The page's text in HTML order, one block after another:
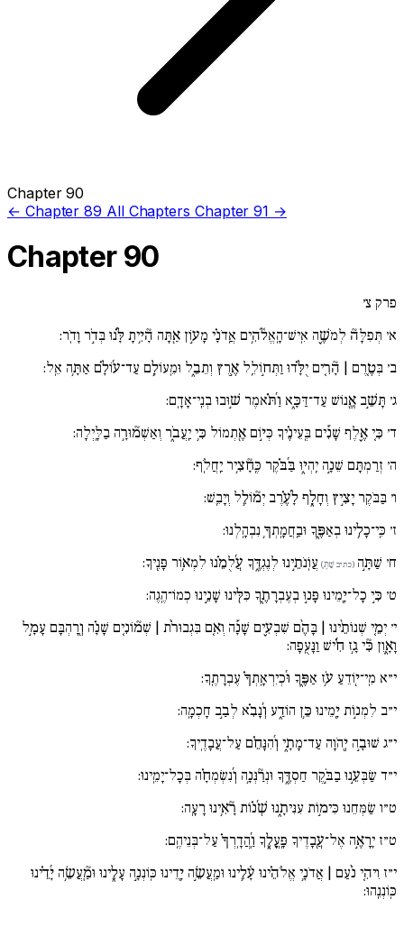
Chapter 90
← Chapter 89 All Chapters Chapter 91 →
Chapter 90
פרק צ׳
א׳ תְּפִלָּה֘ לְמֹשֶׁ֪ה אִֽישׁ־הָֽאֱלֹ֫הִ֥ים אֲֽדֹנָ֗י מָע֣וֹן אַ֖תָּה הָ֘יִ֥יתָ לָּ֜֗נוּ בְּדֹ֣ר וָדֹֽר:
ב׳ בְּטֶ֚רֶם | הָ֘רִ֚ים יֻלָּ֗דוּ וַתְּח֣וֹלֵֽל אֶ֣רֶץ וְתֵבֵ֑ל וּמֵֽעוֹלָ֥ם עַד־ע֜וֹלָ֗ם אַתָּ֥ה אֵֽל:
ג׳ תָּשֵׁ֣ב אֱ֖נוֹשׁ עַד־דַּכָּ֑א וַ֜תֹּ֗אמֶר שׁ֣וּבוּ בְנֵֽי־אָדָֽם:
ד׳ כִּ֚י אֶ֪לֶף שָׁנִ֡ים בְּֽעֵינֶ֗יךָ כְּי֣וֹם אֶ֖תְמוֹל כִּ֥י יַֽעֲבֹ֑ר וְאַשְׁמ֘וּרָ֥ה בַלָּֽיְלָה:
ה׳ זְרַמְתָּם שֵׁנָ֣ה יִֽהְי֑וּ בַּ֜בֹּ֗קֶר כֶּֽחָ֘צִ֥יר יַֽחֲלֹֽף:
ו׳ בַּבֹּקֶר יָצִ֣יץ וְחָלָ֑ף לָ֜עֶ֗רֶב יְמ֘וֹלֵ֥ל וְיָבֵֽשׁ:
ז׳ כִּֽי־כָלִ֥ינוּ בְאַפֶּ֑ךָ וּבַֽחֲמָֽתְךָ֥ נִבְהָֽלְנוּ:
ח׳ שַׁתָּ֣ה (כתיב שַׁתָּ֣) עֲו‍ֹֽנֹתֵ֣ינוּ לְנֶגְדֶּ֑ךָ עֲ֜לֻמֵ֗נוּ לִמְא֥וֹר פָּנֶֽיךָ:
ט׳ כִּ֣י כָל־יָ֖מֵינוּ פָּנ֣וּ בְעֶבְרָתֶ֑ךָ כִּלִּ֖ינוּ שָׁנֵ֣ינוּ כְמוֹ־הֶֽגֶה:
י׳ יְמֵ֚י שְׁנוֹתֵ֨ינוּ | בָּהֶ֨ם שִׁבְעִ֪ים שָׁנָ֡ה וְאִ֚ם בִּגְבוּרֹ֨ת | שְׁמ֘וֹנִ֚ים שָׁנָ֗ה וְ֖רָהְבָּם עָמָ֣ל
וָאָ֑וֶן כִּ֘י גָ֥ז חִ֜֗ישׁ וַנָּעֻֽפָה:
י״א מִֽי־י֖וֹדֵעַ עֹ֥ז אַפֶּ֑ךָ וּ֜כְיִרְאָֽתְךָ֗ עֶבְרָתֶֽךָ:
י״ב לִמְנ֣וֹת יָ֖מֵינוּ כֵּ֥ן הוֹדַ֑ע וְ֜נָבִ֗א לְבַ֣ב חָכְמָֽה:
י״ג שׁוּבָ֣ה יְ֖הֹוָה עַד־מָתָ֑י וְ֜הִנָּחֵ֗ם עַל־עֲבָדֶֽיךָ:
י״ד שַׂבְּעֵ֣נוּ בַבֹּ֣קֶר חַסְדֶּ֑ךָ וּנְרַ֘נְּנָ֥ה וְ֜נִשְׂמְחָ֗ה בְּכָל־יָמֵֽינוּ:
ט״ו שַׂמְּחֵנוּ כִּימ֣וֹת עִנִּיתָ֑נוּ שְׁ֜נ֗וֹת רָ֘אִ֥ינוּ רָעָֽה:
ט״ז יֵֽרָאֶ֣ה אֶל־עֲ֖בָדֶיךָ פָּֽעֳלֶ֑ךָ וַֽ֜הֲדָֽרְךָ֗ עַל־בְּנֵיהֶֽם:
י״ז וִיהִ֚י נֹ֨עַם | אֲדֹנָ֥י אֱלֹהֵ֗ינוּ עָ֫לֵ֥ינוּ וּמַֽעֲשֵׂ֣ה יָ֖דֵינוּ כּֽוֹנְנָ֣ה עָלֵ֑ינוּ וּמַֽ֘עֲשֵׂ֥ה יָ֜דֵ֗ינוּ
כּֽוֹנְנֵֽהוּ: